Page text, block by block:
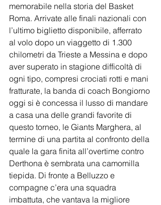
memorabile nella storia del Basket
Roma. Arrivate alle finali nazionali con
l’ultimo biglietto disponibile, afferrato
al volo dopo un viaggetto di 1.300
chilometri da Trieste a Messina e dopo
aver superato in stagione difficoltà di
ogni tipo, compresi crociati rotti e mani
fratturate, la banda di coach Bongiorno
oggi si è concessa il lusso di mandare
a casa una delle grandi favorite di
questo torneo, le Giants Marghera, al
termine di una partita al confronto della
quale la gara finita all’overtime contro
Derthona è sembrata una camomilla
tiepida. Di fronte a Belluzzo e
compagne c’era una squadra
imbattuta, che vantava la migliore